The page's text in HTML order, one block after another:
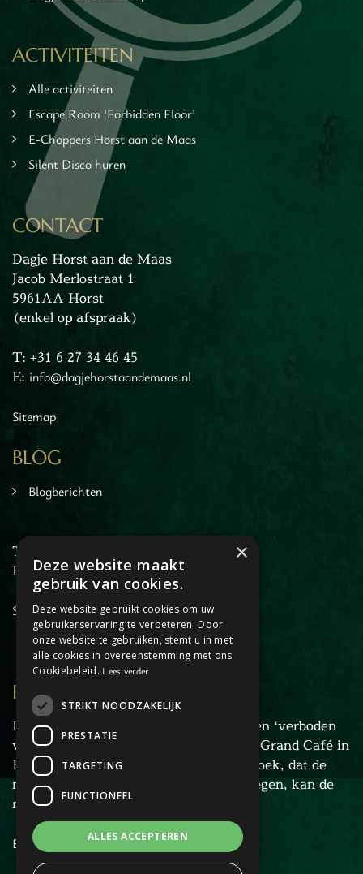
ACTIVITEITEN
Alle activiteiten
Escape Room 'Forbidden Floor'
E-Choppers Horst aan de Maas
Silent Disco huren
CONTACT
Dagje Horst aan de Maas
Jacob Merlostraat 1
5961AA Horst
(enkel op afspraak)
T: +31 6 27 34 46 45
E: info@dagjehorstaandemaas.nl
Sitemap
BLOG
Blogberichten
T: +31 6 27 34 46 45
E:
info@dagjehorstaandemaas.nl
Sitemap
FORBIDDEN FLOOR
De recherche van Horst is gestuit op een ‘verboden
verdieping’ in het pand van Liesbeth’s Grand Café in
Horst. Door de omvang van het onderzoek, dat de
naam ‘Forbidden Floor’ heeft meegekregen, kan de
recherche het niet alleen af.
Bekijk onze Escape Room!
×
Deze website maakt
gebruik van cookies.
Deze website gebruikt cookies om uw
gebruikerservaring te verbeteren. Door
onze website te gebruiken, stemt u in met
alle cookies in overeenstemming met ons
Cookiebeleid. Lees verder
STRIKT NOODZAKELIJK
PRESTATIE
TARGETING
FUNCTIONEEL
ALLES ACCEPTEREN